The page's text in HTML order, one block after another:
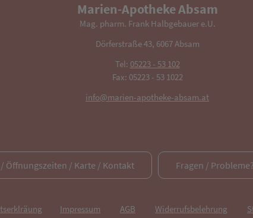
Marien-Apotheke Absam
Mag. pharm. Frank Halbgebauer e.U.
Dörferstraße 43, 6067 Absam
Tel: 05223 - 53 102
Fax: 05223 - 53 1022
info@marien-apotheke-absam.at
Öffnungszeiten / Karte / Kontakt Fragen / Probleme?
Impressum AGB Widerrufsbelehrung